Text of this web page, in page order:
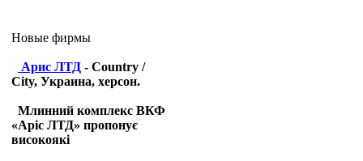
Новые фирмы
Арис ЛТД - Country /
City, Украина, херсон.
Млинний комплекс ВКФ
«Аріс ЛТД» пропонує
високоякі